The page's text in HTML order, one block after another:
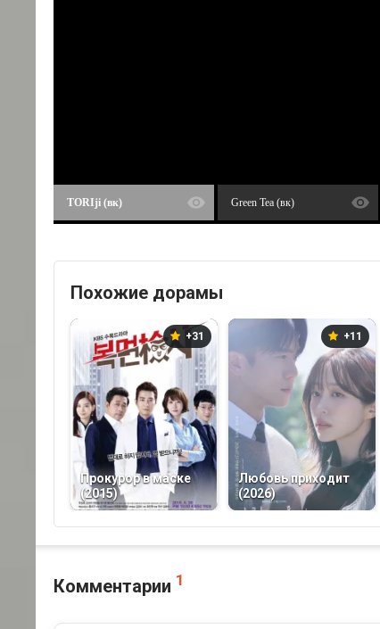
TORIji (вк) Green Tea (вк)
Похожие дорамы
+31
Прокурор в маске
(2015)
+11
Любовь приходит
(2026)
Комментарии 1